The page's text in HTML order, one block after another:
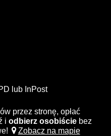
lub InPost
przez stronę, opłać
i odbierz osobiście bez
Zobacz na mapie